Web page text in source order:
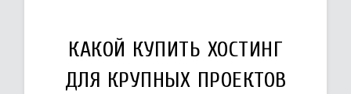
КАКОЙ КУПИТЬ ХОСТИНГ
ДЛЯ КРУПНЫХ ПРОЕКТОВ